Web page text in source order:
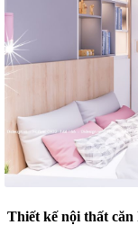
Thiết kế nội thất